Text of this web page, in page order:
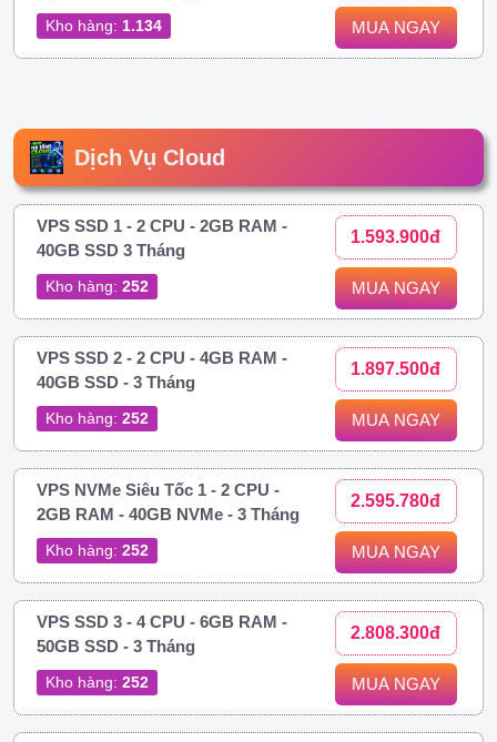
Kho hàng: 1.134 MUA NGAY
Dịch Vụ Cloud
VPS SSD 1 - 2 CPU - 2GB RAM -
40GB SSD 3 Tháng
Kho hàng: 252
1.593.900đ
MUA NGAY
VPS SSD 2 - 2 CPU - 4GB RAM -
40GB SSD - 3 Tháng
Kho hàng: 252
1.897.500đ
MUA NGAY
VPS NVMe Siêu Tốc 1 - 2 CPU -
2GB RAM - 40GB NVMe - 3 Tháng
Kho hàng: 252
2.595.780đ
MUA NGAY
VPS SSD 3 - 4 CPU - 6GB RAM -
50GB SSD - 3 Tháng
Kho hàng: 252
2.808.300đ
MUA NGAY